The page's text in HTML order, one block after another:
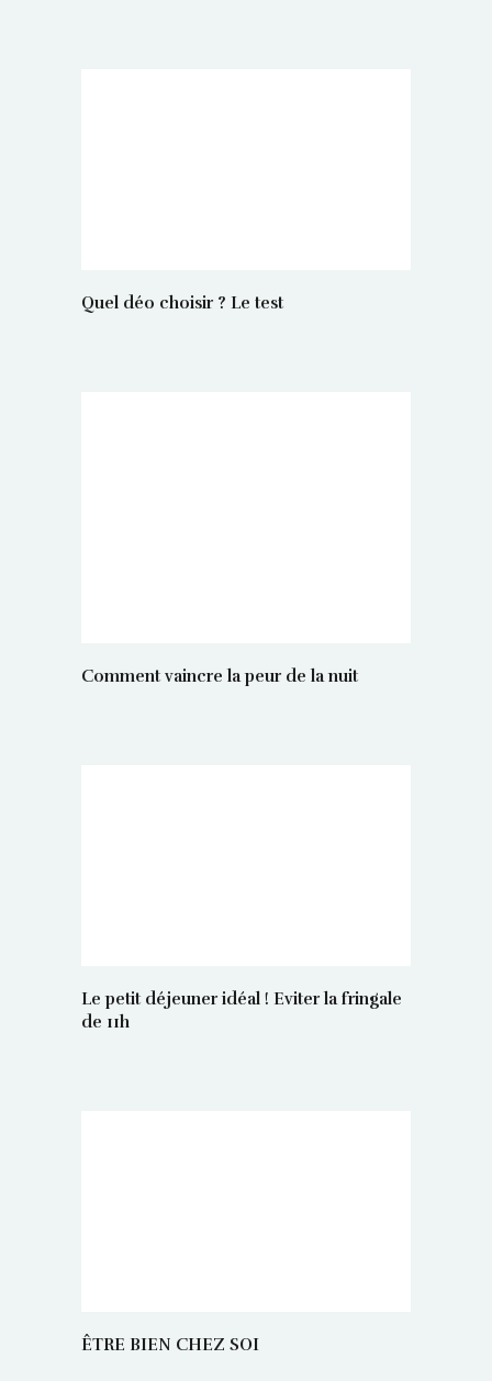
Quel déo choisir ? Le test
Comment vaincre la peur de la nuit
Le petit déjeuner idéal ! Eviter la fringale
de 11h
ÊTRE BIEN CHEZ SOI